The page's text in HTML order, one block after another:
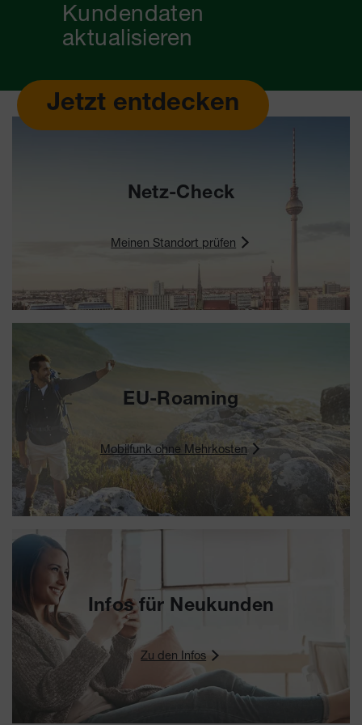
Jetzt entdecken
Kundendaten
aktualisieren
Netz-Check
Meinen Standort prüfen
EU-Roaming
Mobilfunk ohne Mehrkosten
Infos für Neukunden
Zu den Infos